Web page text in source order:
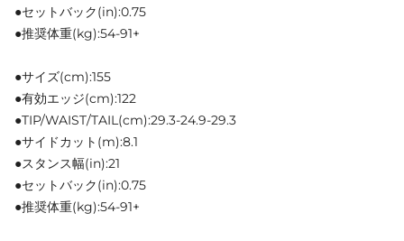
●セットバック(in):0.75
●推奨体重(kg):54-91+
●サイズ(cm):155
●有効エッジ(cm):122
●TIP/WAIST/TAIL(cm):29.3-24.9-29.3
●サイドカット(m):8.1
●スタンス幅(in):21
●セットバック(in):0.75
●推奨体重(kg):54-91+